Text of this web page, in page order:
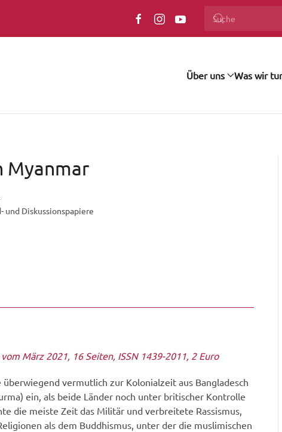
Über uns Was wir
Myanmar
und Diskussionspapiere
März 2021, 16 Seiten, ISSN 1439-2011, 2 Euro
vermutlich zur Kolonialzeit aus Bangladesch
ein, als beide Länder noch unter britischer Kontrolle
die meiste Zeit das Militär und verbreitete Rassismus,
als dem Buddhismus, unter der die muslimischen